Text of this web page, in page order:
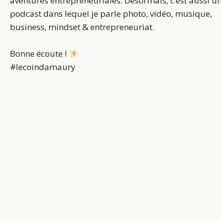
podcast dans lequel je parle photo, vidéo, musique,
business, mindset & entrepreneuriat.
Bonne écoute !
#lecoindamaury